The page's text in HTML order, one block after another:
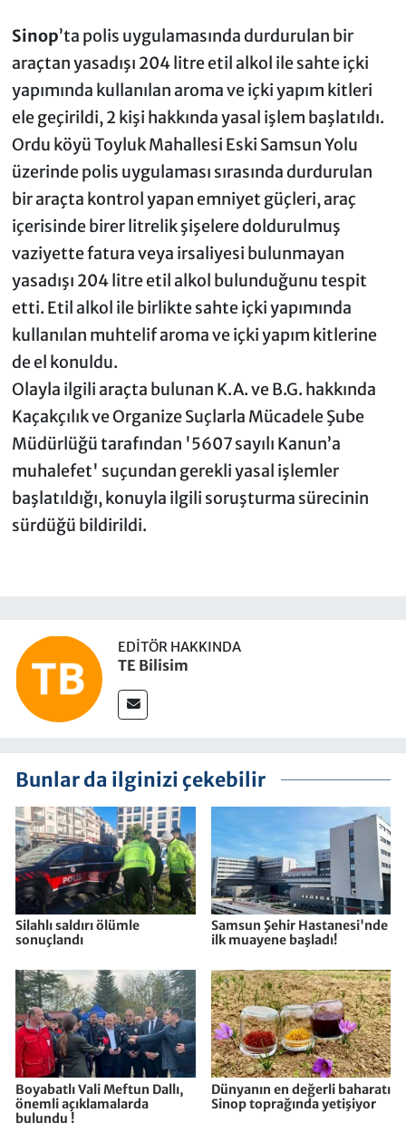
Sinop’ta polis uygulamasında durdurulan bir
araçtan yasadışı 204 litre etil alkol ile sahte içki
yapımında kullanılan aroma ve içki yapım kitleri
ele geçirildi, 2 kişi hakkında yasal işlem başlatıldı.
Ordu köyü Toyluk Mahallesi Eski Samsun Yolu
üzerinde polis uygulaması sırasında durdurulan
bir araçta kontrol yapan emniyet güçleri, araç
içerisinde birer litrelik şişelere doldurulmuş
vaziyette fatura veya irsaliyesi bulunmayan
yasadışı 204 litre etil alkol bulunduğunu tespit
etti. Etil alkol ile birlikte sahte içki yapımında
kullanılan muhtelif aroma ve içki yapım kitlerine
de el konuldu.
Olayla ilgili araçta bulunan K.A. ve B.G. hakkında
Kaçakçılık ve Organize Suçlarla Mücadele Şube
Müdürlüğü tarafından '5607 sayılı Kanun’a
muhalefet' suçundan gerekli yasal işlemler
başlatıldığı, konuyla ilgili soruşturma sürecinin
sürdüğü bildirildi.
EDITÖR HAKKINDA
TE Bilisim
Bunlar da ilginizi çekebilir
Silahlı saldırı ölümle
sonuçlandı
Samsun Şehir Hastanesi'nde
ilk muayene başladı!
Boyabatlı Vali Meftun Dallı,
önemli açıklamalarda
bulundu !
Dünyanın en değerli baharatı
Sinop toprağında yetişiyor